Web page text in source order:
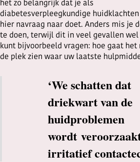
het zo belangrijk dat je als
diabetesverpleegkundige
hier navraag naar doet. Anders mis je
te doen, terwijl dit in veel gevallen wel
kunt bijvoorbeeld vragen: hoe gaat
de plek zien waar uw laatste
‘We schatten dat
driekwart van de
huidproblemen
wordt
irritatief